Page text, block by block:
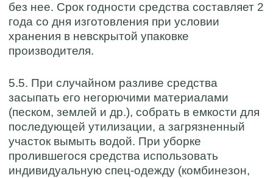
без нее. Срок годности средства составляет 2
года со дня изготовления при условии
хранения в невскрытой упаковке
производителя.
5.5. При случайном разливе средства
засыпать его негорючими материалами
(песком, землей и др.), собрать в емкости для
последующей утилизации, а загрязненный
участок вымыть водой. При уборке
пролившегося средства использовать
индивидуальную спец-одежду (комбинезон,